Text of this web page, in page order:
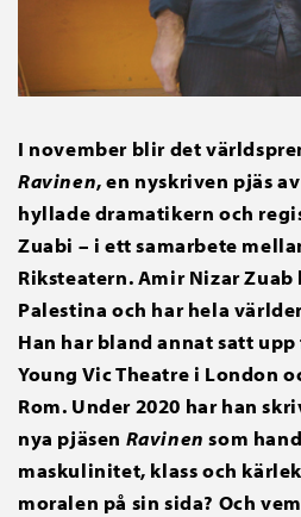
I november blir det
Ravinen, en nyskriven pjäs
hyllade dramatikern och
Zuabi – i ett samarbete
Riksteatern. Amir Nizar Zuab
Palestina och har hela
Han har bland annat satt
Young Vic Theatre i London
Rom. Under 2020 har han
nya pjäsen Ravinen som
maskulinitet, klass och
moralen på sin sida? Och